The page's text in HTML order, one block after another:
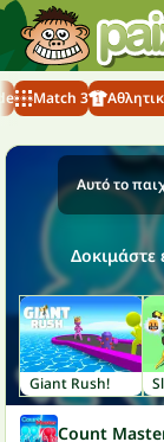
Match 3
Αυτό το
Δοκιμάστε
Giant Rush!
Count